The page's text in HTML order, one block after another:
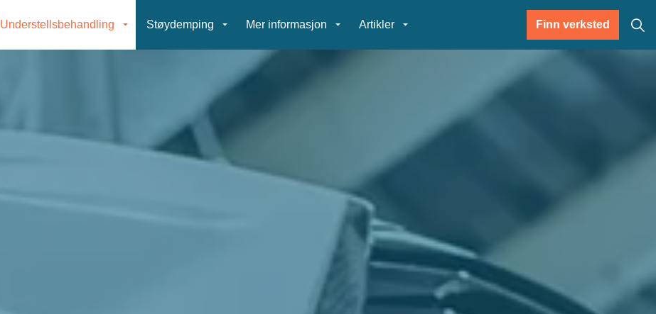
Understellsbehandling Støydemping Mer informasjon Artikler Finn verksted